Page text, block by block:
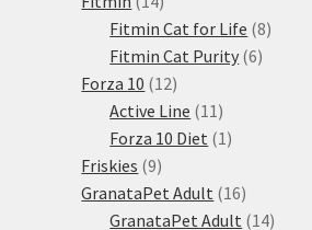
produktů
Fitmin Cat for Life 88
Fitmin Cat Purity 66
Forza 10 1212
produktů
Active Line 11 11
produktů
Forza 10 Diet 1 1
Friskies 99
produktů
GranataPet Adult 1616
produktů
GranataPet Adult 1414